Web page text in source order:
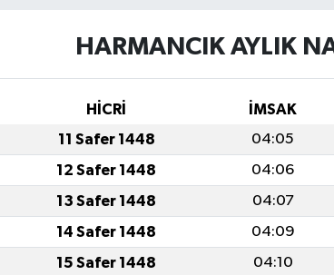
HARMANCIK AYLIK
HİCRİ İMSAK
11 Safer 1448 04:05
12 Safer 1448 04:06
13 Safer 1448 04:07
14 Safer 1448 04:09
15 Safer 1448 04:10